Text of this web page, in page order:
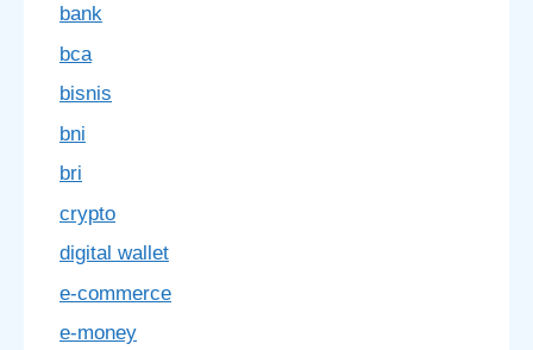
bank
bca
bisnis
bni
bri
crypto
digital wallet
e-commerce
e-money